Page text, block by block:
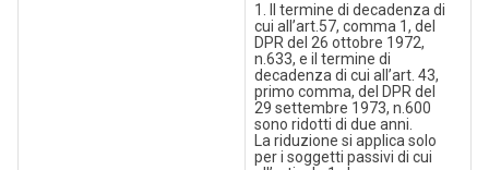
1. Il termine di decadenza di
cui all’art.57, comma 1, del
DPR del 26 ottobre 1972,
n.633, e il termine di
decadenza di cui all’art. 43,
primo comma, del DPR del
29 settembre 1973, n.600
sono ridotti di due anni.
La riduzione si applica solo
per i soggetti passivi di cui